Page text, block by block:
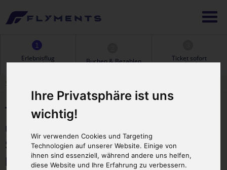
Ihre Privatsphäre ist uns
wichtig!
Wir verwenden Cookies und Targeting
Technologien auf unserer Website. Einige von
ihnen sind essenziell, während andere uns helfen,
diese Website und Ihre Erfahrung zu verbessern.
1
Erlebnisflug
aussuchen Buchen & Bezahlen Ticket sofort
ausdrucken
Sie sind hier:
Träume werden mit wahr...mit
unseren Themenflügen
Selbst mal Pilot sein, Ballon fahren,
Fallschirm springen